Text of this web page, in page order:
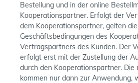
Bestellung und in der online
Kooperationspartner. Erfolgt der
dem Kooperationspartner, gelten
Geschäftsbedingungen des
Vertragspartners des Kunden. Der
erfolgt erst mit der Zustellung der
durch den Kooperationspartner. Die
kommen nur dann zur Anwendung,